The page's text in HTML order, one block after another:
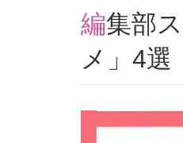
編集部スタッフが選ぶ！脱・お疲れ顔「マルチコス
メ」4選